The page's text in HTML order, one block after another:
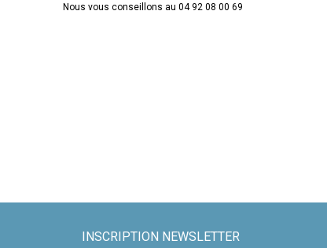
Nous vous conseillons au 04 92 08 00 69
INSCRIPTION NEWSLETTER